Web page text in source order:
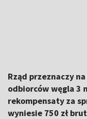
Rząd przeznaczy
odbiorców węgla 3
rekompensaty za
wyniesie 750 zł